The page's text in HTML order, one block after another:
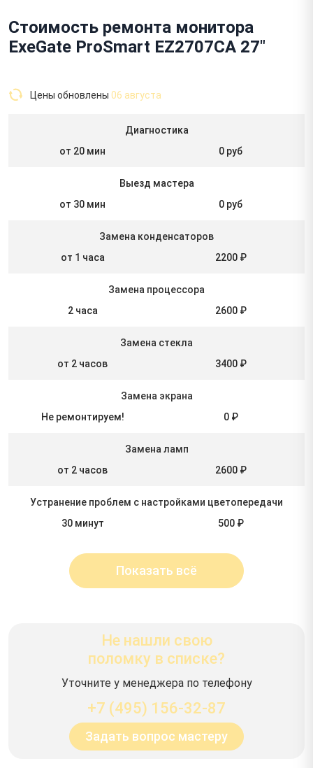
Стоимость ремонта монитора
ExeGate ProSmart EZ2707CA 27"
Цены обновлены 06 августа
Диагностика
от 20 мин
0 руб
Выезд мастера
от 30 мин
0 руб
Замена конденсаторов
от 1 часа
2200 ₽
Замена процессора
2 часа
2600 ₽
Замена стекла
от 2 часов
3400 ₽
Замена экрана
Не ремонтируем!
0 ₽
Замена ламп
от 2 часов
2600 ₽
Устранение проблем с настройками цветопередачи
30 минут
500 ₽
Показать всё
Не нашли свою
поломку в списке?
Уточните у менеджера по телефону
+7 (495) 156-32-87
Задать вопрос мастеру